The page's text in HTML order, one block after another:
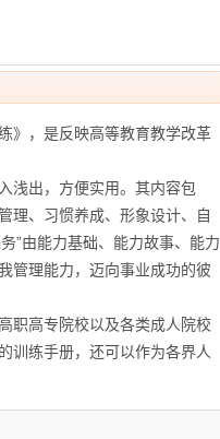
，是反映高等教育教学改革
出，方便实用。其内容包
理、习惯养成、形象设计、自
”由能力基础、能力故事、能力
管理能力，迈向事业成功的彼
高专院校以及各类成人院校
训练手册，还可以作为各界人